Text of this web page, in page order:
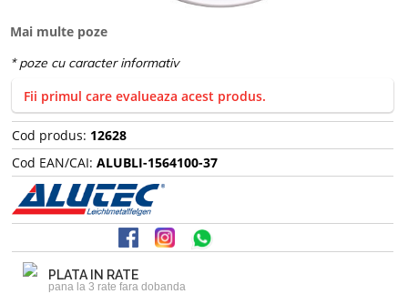
Mai multe poze
Fii primul care evalueaza acest produs.
Cod produs: 12628
Cod EAN/CAI: ALUBLI-1564100-37
PLATA IN RATE
pana la 3 rate fara dobanda